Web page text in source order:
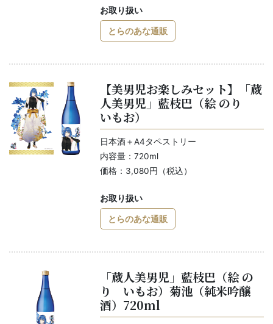
お取り扱い
とらのあな通販
【美男児お楽しみセット】「蔵
人美男児」藍枝巴（絵 のり
いもお）
日本酒＋A4タペストリー
内容量：720ml
価格：3,080円（税込）
お取り扱い
とらのあな通販
「蔵人美男児」藍枝巴（絵 の
り いもお）菊池（純米吟醸
酒）720ml